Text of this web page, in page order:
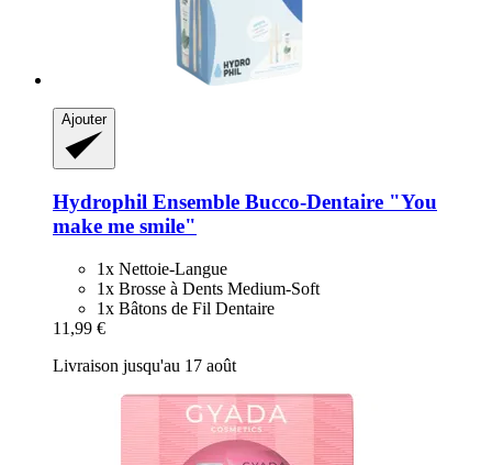
Ajouter
Hydrophil Ensemble Bucco-​Dentaire "You
make me smile"
1x Nettoie-Langue
1x Brosse à Dents Medium-Soft
1x Bâtons de Fil Dentaire
11,99 €
Livraison jusqu'au 17 août